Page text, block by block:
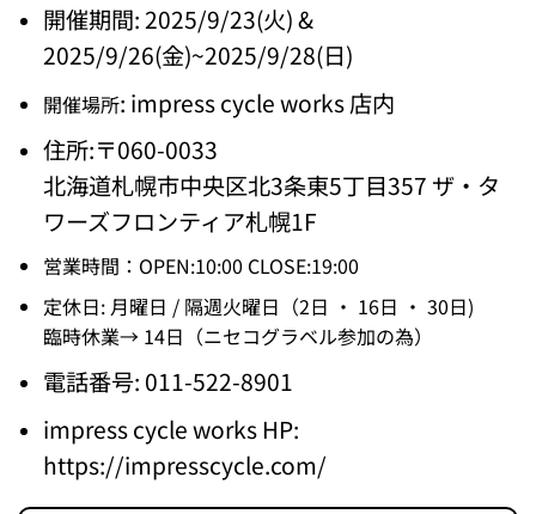
開催期間: 2025/9/23(火) &
2025/9/26(金)~2025/9/28(日)
開催場所: impress cycle works 店内
住所:〒060-0033
北海道札幌市中央区北3条東5丁目357 ザ・タ
ワーズフロンティア札幌1F
営業時間：OPEN:10:00 CLOSE:19:00
定休日: 月曜日 / 隔週火曜日（2日 ・ 16日 ・ 30日)
臨時休業→ 14日（ニセコグラベル参加の為）
電話番号: 011-522-8901
impress cycle works HP:
https://impresscycle.com/